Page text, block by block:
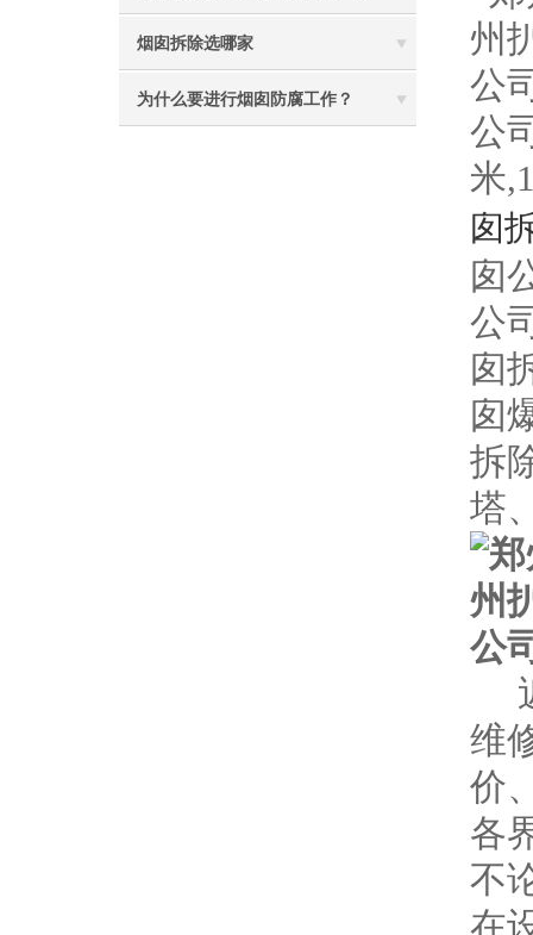
烟囱拆除选哪家
为什么要进行烟囱防腐工作？
公
米
囱
囱
公
囱
囱
拆
塔
维
价
各
不
在